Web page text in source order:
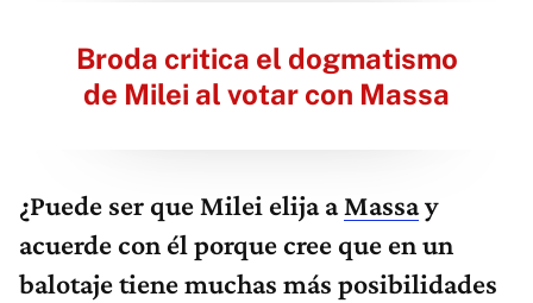
Broda critica el dogmatismo
de Milei al votar con Massa
¿Puede ser que Milei elija aMassay
acuerde con él porque cree que en un
balotaje tiene muchas más posibilidades